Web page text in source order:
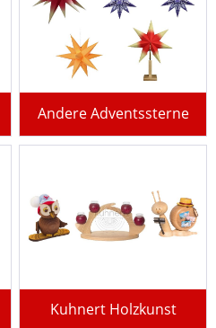
Andere Adventssterne
Kuhnert Holzkunst